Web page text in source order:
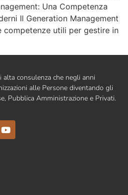
Una Competenza
Il Generation Management
competenze utili per gestire in
consulenza che negli anni
alle Persone diventando gli
Pubblica Amministrazione e Privati.